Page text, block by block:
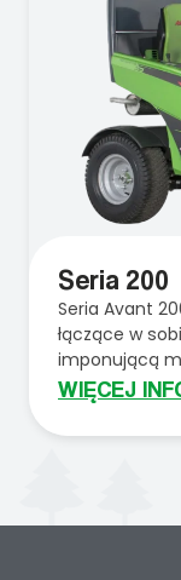
Seria 200
Seria Avant
łączące w
imponującą
WIĘCEJ